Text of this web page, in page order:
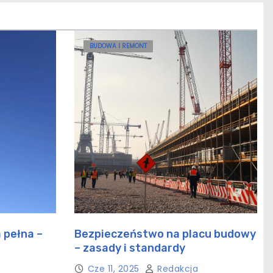
–
BUDOWA I REMONT
Bezpieczeństwo na placu budowy
– zasady i standardy
Cze 11, 2025 Redakcja